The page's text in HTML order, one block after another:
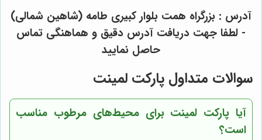
آدرس : بزرگراه همت بلوار کبیری طامه (شاهین شمالی)
- لطفا جهت دریافت آدرس دقیق و هماهنگی تماس
حاصل نمایید
سوالات متداول پارکت لمینت
آیا پارکت لمینت برای محیط‌های مرطوب مناسب
است؟